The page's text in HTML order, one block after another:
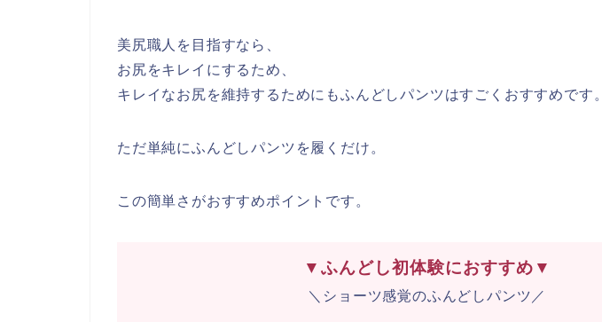
美尻職人を目指すなら、
お尻をキレイにするため、
キレイなお尻を維持するためにもふんどしパンツはすごくおすすめです。
ただ単純にふんどしパンツを履くだけ。
この簡単さがおすすめポイントです。
▼ふんどし初体験におすすめ▼
＼ショーツ感覚のふんどしパンツ／